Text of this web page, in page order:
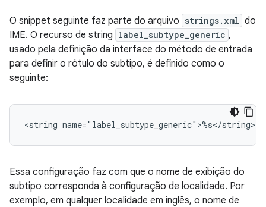
O snippet seguinte faz parte do arquivo strings.xml do
IME. O recurso de string label_subtype_generic ,
usado pela definição da interface do método de entrada
para definir o rótulo do subtipo, é definido como o
seguinte:
<string name="label_subtype_generic">%s</string>
Essa configuração faz com que o nome de exibição do
subtipo corresponda à configuração de localidade. Por
exemplo, em qualquer localidade em inglês, o nome de